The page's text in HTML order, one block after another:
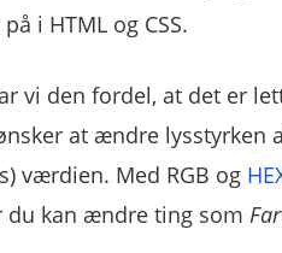
i HTML og CSS.
vi den fordel, at det er
at ændre lysstyrken
værdien. Med RGB og
du kan ændre ting som